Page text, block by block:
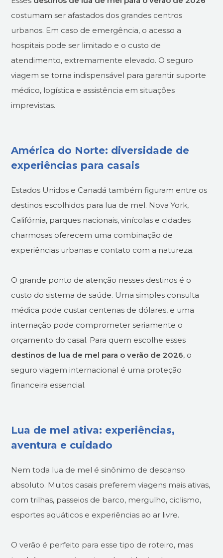
costumam ser afastados dos grandes centros
urbanos. Em caso de emergência, o acesso a
hospitais pode ser limitado e o custo de
atendimento, extremamente elevado. O seguro
viagem se torna indispensável para garantir suporte
médico, logística e assistência em situações
imprevistas.
América do Norte: diversidade de
experiências para casais
Estados Unidos e Canadá também figuram entre os
destinos escolhidos para lua de mel. Nova York,
Califórnia, parques nacionais, vinícolas e cidades
charmosas oferecem uma combinação de
experiências urbanas e contato com a natureza.
O grande ponto de atenção nesses destinos é o
custo do sistema de saúde. Uma simples consulta
médica pode custar centenas de dólares, e uma
internação pode comprometer seriamente o
orçamento do casal. Para quem escolhe esses
destinos de lua de mel para o verão de 2026, o
seguro viagem internacional é uma proteção
financeira essencial.
Lua de mel ativa: experiências,
aventura e cuidado
Nem toda lua de mel é sinônimo de descanso
absoluto. Muitos casais preferem viagens mais ativas,
com trilhas, passeios de barco, mergulho, ciclismo,
esportes aquáticos e experiências ao ar livre.
O verão é perfeito para esse tipo de roteiro, mas